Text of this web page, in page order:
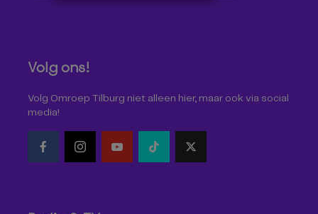
Volg ons!
Volg Omroep Tilburg niet alleen hier, maar ook via social
media!